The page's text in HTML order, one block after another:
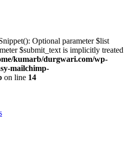
Optional parameter $list
$submit_text is implicitly treated
kumarb/durgwari.com/wp-
mailchimp-
on line 14